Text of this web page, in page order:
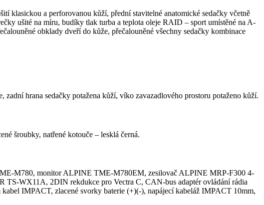
klasickou a perforovanou kůží, přední stavitelné anatomické sedačky včetně
ušité na míru, budíky tlak turba a teplota oleje RAID – sport umístěné na A-
obklady dveří do kůže, přečalouněné všechny sedačky kombinace
hrana sedačky potažena kůží, víko zavazadlového prostoru potaženo kůží.
šroubky, natřené kotouče – lesklá černá.
M780, monitor ALPINE TME-M780EM, zesilovač ALPINE MRP-F300 4-
WX11A, 2DIN rekdukce pro Vectra C, CAN-bus adaptér ovládání rádia
IMPACT, zlacené svorky baterie (+)(-), napájecí kabeláž IMPACT 10mm,